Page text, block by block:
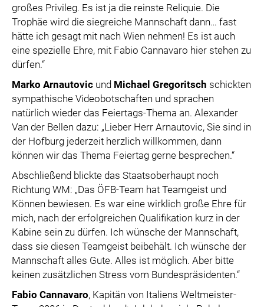
großes Privileg. Es ist ja die reinste Reliquie. Die
Trophäe wird die siegreiche Mannschaft dann… fast
hätte ich gesagt mit nach Wien nehmen! Es ist auch
eine spezielle Ehre, mit Fabio Cannavaro hier stehen zu
dürfen.“
Marko Arnautovic und Michael Gregoritsch schickten
sympathische Videobotschaften und sprachen
natürlich wieder das Feiertags-Thema an. Alexander
Van der Bellen dazu: „Lieber Herr Arnautovic, Sie sind in
der Hofburg jederzeit herzlich willkommen, dann
können wir das Thema Feiertag gerne besprechen.“
Abschließend blickte das Staatsoberhaupt noch
Richtung WM: „Das ÖFB-Team hat Teamgeist und
Können bewiesen. Es war eine wirklich große Ehre für
mich, nach der erfolgreichen Qualifikation kurz in der
Kabine sein zu dürfen. Ich wünsche der Mannschaft,
dass sie diesen Teamgeist beibehält. Ich wünsche der
Mannschaft alles Gute. Alles ist möglich. Aber bitte
keinen zusätzlichen Stress vom Bundespräsidenten.“
Fabio Cannavaro, Kapitän von Italiens Weltmeister-